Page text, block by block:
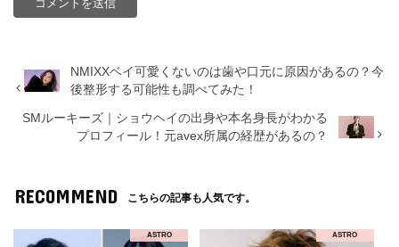
NMIXXベイ可愛くないのは歯や口元に原因があるの？今
後整形する可能性も調べてみた！
SMルーキーズ｜ショウヘイの出身や本名身長がわかる
プロフィール！元avex所属の経歴があるの？
RECOMMEND こちらの記事も人気です。
ASTRO ASTRO